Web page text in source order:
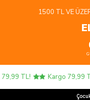
1500 TL VE
TL! Kargo 79,99 TL!